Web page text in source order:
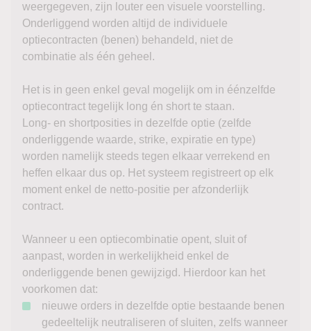
weergegeven, zijn louter een visuele voorstelling.
Onderliggend worden altijd de individuele
optiecontracten (benen) behandeld, niet de
combinatie als één geheel.
Het is in geen enkel geval mogelijk om in éénzelfde
optiecontract tegelijk long én short te staan.
Long- en shortposities in dezelfde optie (zelfde
onderliggende waarde, strike, expiratie en type)
worden namelijk steeds tegen elkaar verrekend en
heffen elkaar dus op. Het systeem registreert op elk
moment enkel de netto-positie per afzonderlijk
contract.
Wanneer u een optiecombinatie opent, sluit of
aanpast, worden in werkelijkheid enkel de
onderliggende benen gewijzigd. Hierdoor kan het
voorkomen dat:
nieuwe orders in dezelfde optie bestaande benen
gedeeltelijk neutraliseren of sluiten, zelfs wanneer